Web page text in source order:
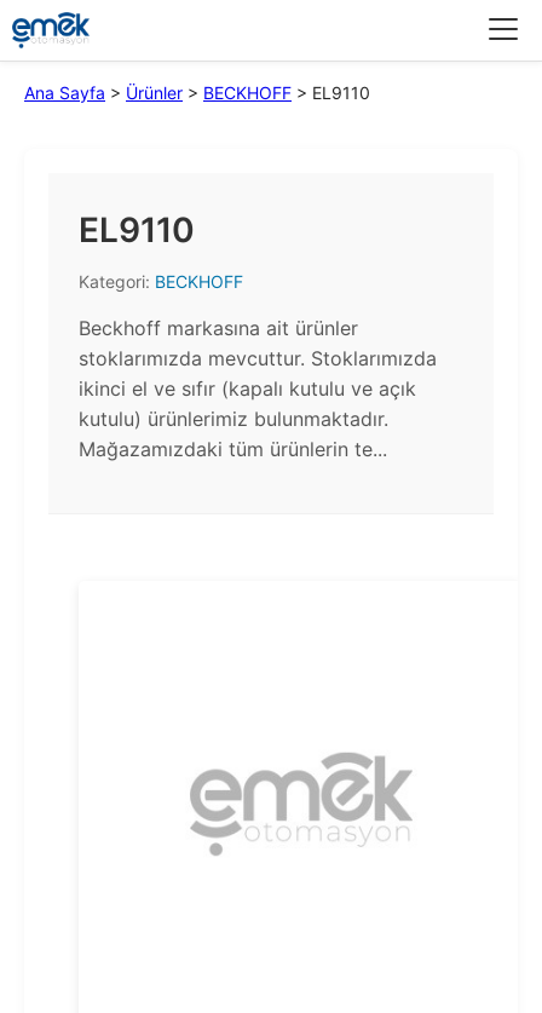
Ana Sayfa > Ürünler > BECKHOFF > EL9110
EL9110
Kategori: BECKHOFF
Beckhoff markasına ait ürünler
stoklarımızda mevcuttur. Stoklarımızda
ikinci el ve sıfır (kapalı kutulu ve açık
kutulu) ürünlerimiz bulunmaktadır.​
Mağazamızdaki tüm ürünlerin te...